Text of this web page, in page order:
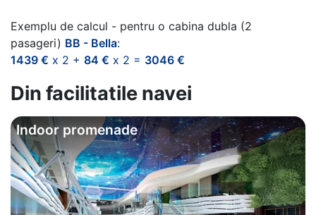
Exemplu de calcul - pentru o cabina dubla (2
pasageri) BB - Bella:
1439 € x 2 + 84 € x 2 = 3046 €
Din facilitatile navei
Indoor promenade